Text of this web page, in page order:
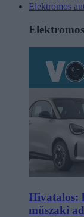
Elektromos
Hivatalos:
műszaki